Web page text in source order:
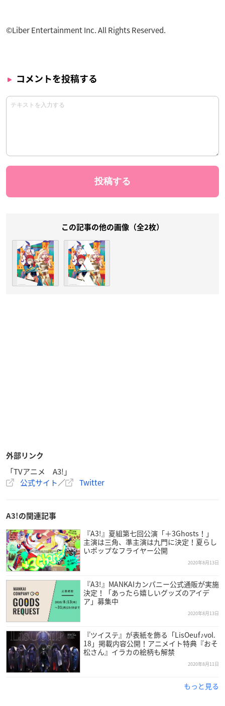
©Liber Entertainment Inc. All Rights Reserved.
コメントを投稿する
この記事の他の画像（全2枚）
外部リンク
「TVアニメ A3!」
公式サイト／ Twitter
A3!の関連記事
『A3!』夏組第七回公演「＋3Ghosts！」
主演は三角、準主演は九門に決定！夏らし
いポップなフライヤー公開
2020年8月13日
『A3!』MANKAIカンパニー公式通販が実施
決定！「あったら嬉しいグッズのアイデ
ア」募集中
2020年8月13日
『ツイステ』が表紙を飾る「LisOeuf♪vol.
18」掲載内容公開！アニメイト特典『おそ
松さん』イラカの絵柄も解禁
2020年8月11日
もっと見る